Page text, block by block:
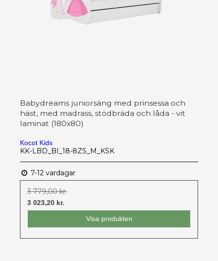
Babydreams juniorsäng med prinsessa och
häst, med madrass, stödbräda och låda - vit
laminat (180x80)
Kocot Kids
KK-LBD_BI_18-8ZS_M_KSK
7-12 vardagar
3 779,00 kr.
3 023,20 kr.
Visa produkten